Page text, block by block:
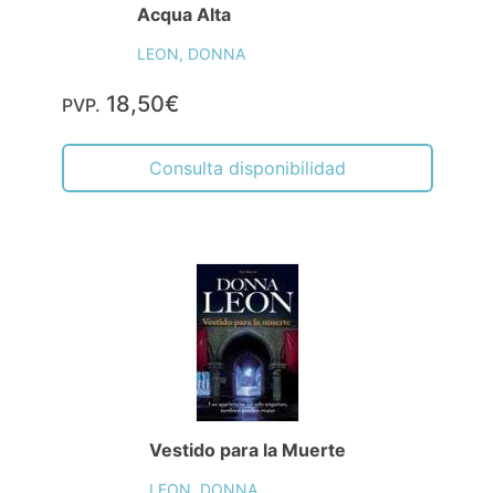
Acqua Alta
LEON, DONNA
PVP. 18,50€
Consulta disponibilidad
Vestido para la Muerte